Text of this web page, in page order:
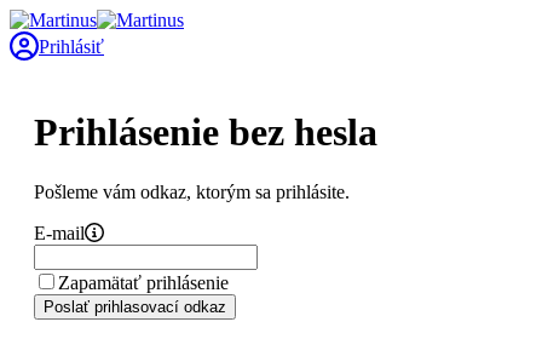
Prihlásiť
Prihlásenie bez hesla
Pošleme vám odkaz, ktorým sa prihlásite.
E-mail
Zapamätať prihlásenie
Poslať prihlasovací odkaz